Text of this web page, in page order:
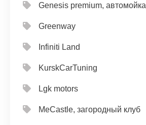
Genesis premium, автомойка
Greenway
Infiniti Land
KurskCarTuning
Lgk motors
MeCastle, загородный клуб